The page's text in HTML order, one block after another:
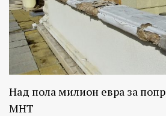
Над пола милион евра за
МНТ